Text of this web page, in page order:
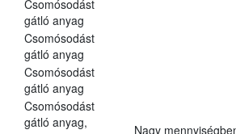
Csomósodást
gátló anyag
Csomósodást
gátló anyag
Csomósodást
gátló anyag
Csomósodást
gátló anyag,
Nagy